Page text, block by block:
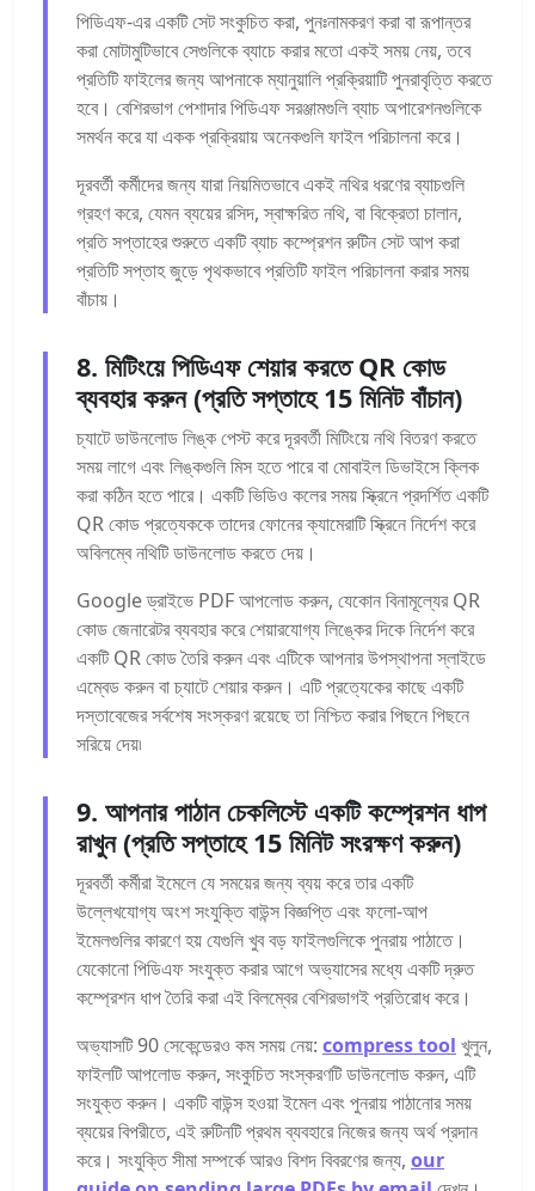
পিডিএফ-এর একটি সেট সংকুচিত করা, পুনঃনামকরণ করা বা রূপান্তর
করা মোটামুটিভাবে সেগুলিকে ব্যাচে করার মতো একই সময় নেয়, তবে
প্রতিটি ফাইলের জন্য আপনাকে ম্যানুয়ালি প্রক্রিয়াটি পুনরাবৃত্তি করতে
হবে। বেশিরভাগ পেশাদার পিডিএফ সরঞ্জামগুলি ব্যাচ অপারেশনগুলিকে
সমর্থন করে যা একক প্রক্রিয়ায় অনেকগুলি ফাইল পরিচালনা করে।
দূরবর্তী কর্মীদের জন্য যারা নিয়মিতভাবে একই নথির ধরণের ব্যাচগুলি
গ্রহণ করে, যেমন ব্যয়ের রসিদ, স্বাক্ষরিত নথি, বা বিক্রেতা চালান,
প্রতি সপ্তাহের শুরুতে একটি ব্যাচ কম্প্রেশন রুটিন সেট আপ করা
প্রতিটি সপ্তাহ জুড়ে পৃথকভাবে প্রতিটি ফাইল পরিচালনা করার সময়
বাঁচায়।
8. মিটিংয়ে পিডিএফ শেয়ার করতে QR কোড
ব্যবহার করুন (প্রতি সপ্তাহে 15 মিনিট বাঁচান)
চ্যাটে ডাউনলোড লিঙ্ক পেস্ট করে দূরবর্তী মিটিংয়ে নথি বিতরণ করতে
সময় লাগে এবং লিঙ্কগুলি মিস হতে পারে বা মোবাইল ডিভাইসে ক্লিক
করা কঠিন হতে পারে। একটি ভিডিও কলের সময় স্ক্রিনে প্রদর্শিত একটি
QR কোড প্রত্যেককে তাদের ফোনের ক্যামেরাটি স্ক্রিনে নির্দেশ করে
অবিলম্বে নথিটি ডাউনলোড করতে দেয়।
Google ড্রাইভে PDF আপলোড করুন, যেকোন বিনামূল্যের QR
কোড জেনারেটর ব্যবহার করে শেয়ারযোগ্য লিঙ্কের দিকে নির্দেশ করে
একটি QR কোড তৈরি করুন এবং এটিকে আপনার উপস্থাপনা স্লাইডে
এম্বেড করুন বা চ্যাটে শেয়ার করুন। এটি প্রত্যেকের কাছে একটি
দস্তাবেজের সর্বশেষ সংস্করণ রয়েছে তা নিশ্চিত করার পিছনে পিছনে
সরিয়ে দেয়৷
9. আপনার পাঠান চেকলিস্টে একটি কম্প্রেশন ধাপ
রাখুন (প্রতি সপ্তাহে 15 মিনিট সংরক্ষণ করুন)
দূরবর্তী কর্মীরা ইমেলে যে সময়ের জন্য ব্যয় করে তার একটি
উল্লেখযোগ্য অংশ সংযুক্তি বাউন্স বিজ্ঞপ্তি এবং ফলো-আপ
ইমেলগুলির কারণে হয় যেগুলি খুব বড় ফাইলগুলিকে পুনরায় পাঠাতে।
যেকোনো পিডিএফ সংযুক্ত করার আগে অভ্যাসের মধ্যে একটি দ্রুত
কম্প্রেশন ধাপ তৈরি করা এই বিলম্বের বেশিরভাগই প্রতিরোধ করে।
অভ্যাসটি 90 সেকেন্ডেরও কম সময় নেয়: compress tool খুলুন,
ফাইলটি আপলোড করুন, সংকুচিত সংস্করণটি ডাউনলোড করুন, এটি
সংযুক্ত করুন। একটি বাউন্স হওয়া ইমেল এবং পুনরায় পাঠানোর সময়
ব্যয়ের বিপরীতে, এই রুটিনটি প্রথম ব্যবহারে নিজের জন্য অর্থ প্রদান
করে। সংযুক্তি সীমা সম্পর্কে আরও বিশদ বিবরণের জন্য, our